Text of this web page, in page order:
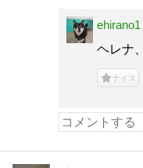
ehirano1
ヘレナ
ナイス